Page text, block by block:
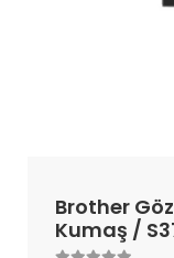
Brother
Kumaş /